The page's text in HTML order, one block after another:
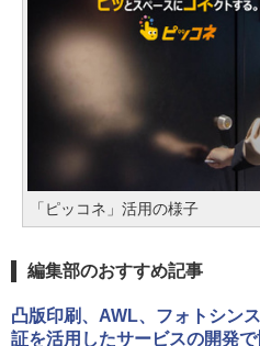
「ピッコネ」活用の様子
編集部のおすすめ記事
凸版印刷、AWL、フォトシン
証を活用したサービスの開発で